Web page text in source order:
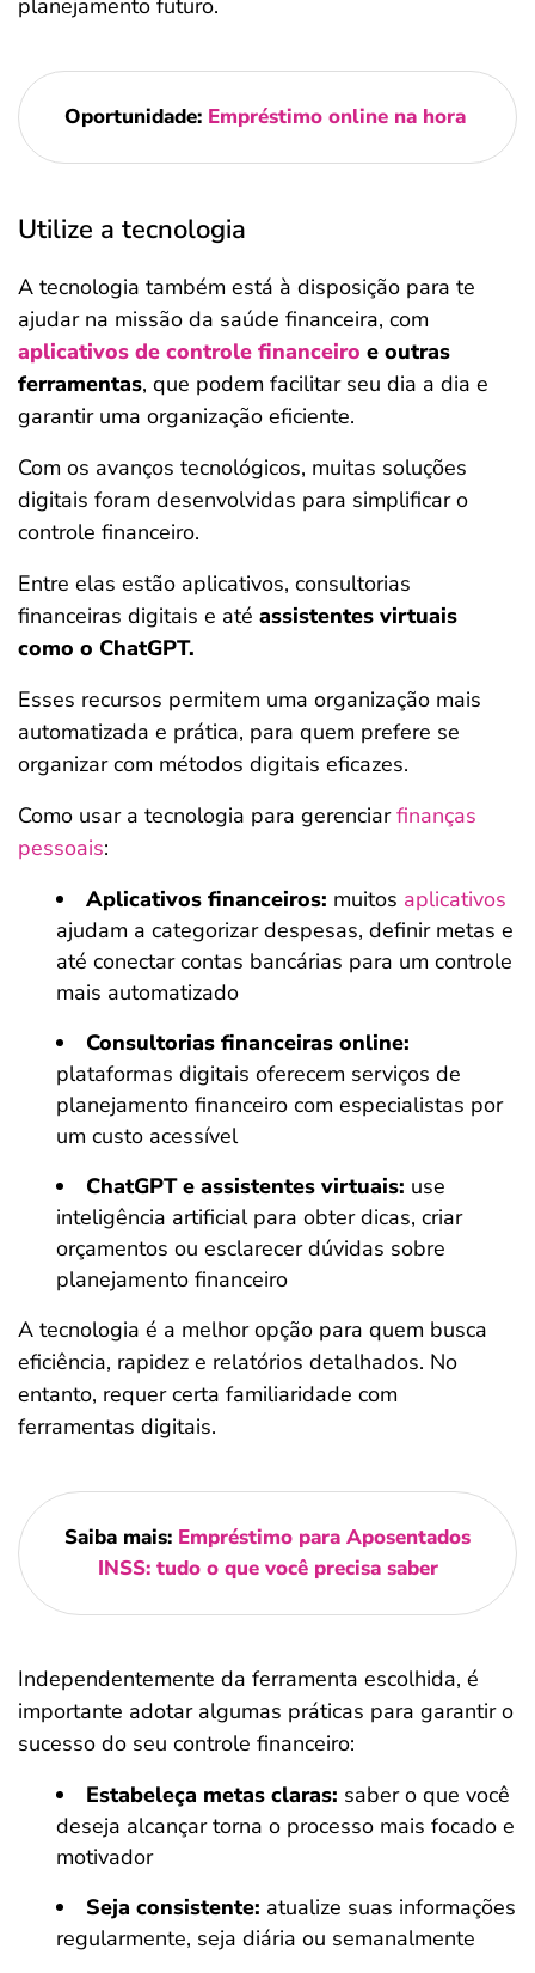
planejamento futuro.
Oportunidade: Empréstimo online na hora
Utilize a tecnologia
A tecnologia também está à disposição para te
ajudar na missão da saúde financeira, com
aplicativos de controle financeiro e outras
ferramentas, que podem facilitar seu dia a dia e
garantir uma organização eficiente.
Com os avanços tecnológicos, muitas soluções
digitais foram desenvolvidas para simplificar o
controle financeiro.
Entre elas estão aplicativos, consultorias
financeiras digitais e até assistentes virtuais
como o ChatGPT.
Esses recursos permitem uma organização mais
automatizada e prática, para quem prefere se
organizar com métodos digitais eficazes.
Como usar a tecnologia para gerenciarfinanças
pessoais:
Aplicativos financeiros: muitos aplicativos
ajudam a categorizar despesas, definir metas e
até conectar contas bancárias para um controle
mais automatizado
Consultorias financeiras online:
plataformas digitais oferecem serviços de
planejamento financeiro com especialistas por
um custo acessível
ChatGPT e assistentes virtuais: use
inteligência artificial para obter dicas, criar
orçamentos ou esclarecer dúvidas sobre
planejamento financeiro
A tecnologia é a melhor opção para quem busca
eficiência, rapidez e relatórios detalhados. No
entanto, requer certa familiaridade com
ferramentas digitais.
Saiba mais: Empréstimo para Aposentados
INSS: tudo o que você precisa saber
Independentemente da ferramenta escolhida, é
importante adotar algumas práticas para garantir o
sucesso do seu controle financeiro:
Estabeleça metas claras: saber o que você
deseja alcançar torna o processo mais focado e
motivador
Seja consistente: atualize suas informações
regularmente, seja diária ou semanalmente